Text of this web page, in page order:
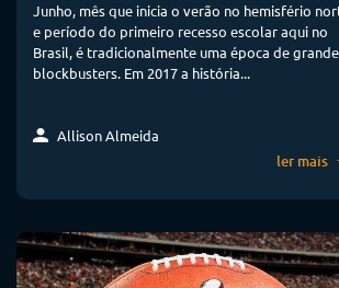
Junho, mês que inicia o verão no hemisfério
e período do primeiro recesso escolar aqui no
Brasil, é tradicionalmente uma época de
blockbusters. Em 2017 a história...
Allison Almeida
ler mais